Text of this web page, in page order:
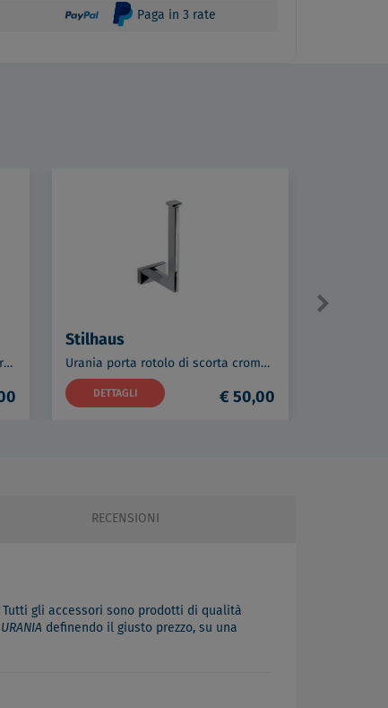
Paga in 3 rate
Urania piantana porta rotolo e porta scopino da appoggio nero codice prod: 000U2023
Stilhaus
Urania porta rotolo di scorta cromato codice prod: 000U11S08
DETTAGLI € 50,00
RECENSIONI
gli accessori sono prodotti di qualità
URANIA definendo il giusto prezzo, su una